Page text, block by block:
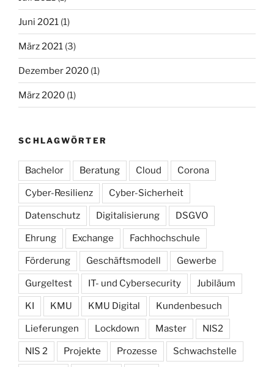
Juni 2021 (1)
März 2021 (3)
Dezember 2020 (1)
März 2020 (1)
SCHLAGWÖRTER
Bachelor Beratung Cloud Corona
Cyber-Resilienz Cyber-Sicherheit
Datenschutz Digitalisierung DSGVO
Ehrung Exchange Fachhochschule
Förderung Geschäftsmodell Gewerbe
Gurgeltest IT- und Cybersecurity Jubiläum
KI KMU KMU Digital Kundenbesuch
Lieferungen Lockdown Master NIS2
NIS 2 Projekte Prozesse Schwachstelle